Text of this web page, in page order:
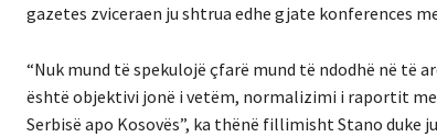
gazetes zviceraen ju shtrua edhe gjate konferences
“Nuk mund të spekulojë çfarë mund të ndodhë në të
është objektivi jonë i vetëm, normalizimi i raportit
Serbisë apo Kosovës”, ka thënë fillimisht Stano duke